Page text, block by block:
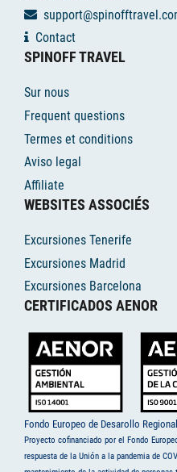
Contact
SPINOFF TRAVEL
Sur nous
Frequent questions
Termes et conditions
Aviso legal
Affiliate
WEBSITES ASSOCIÉS
Excursiones Tenerife
Excursiones Madrid
Excursiones Barcelona
CERTIFICADOS AENOR
Fondo Europeo de Desarollo Regional
Proyecto cofinanciado por el Fondo
respuesta de la Unión a la pandemia de